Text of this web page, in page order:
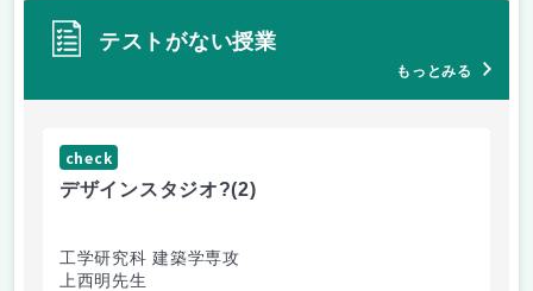
テストがない授業
もっとみる
check
デザインスタジオ?(2)
工学研究科 建築学専攻
上西明先生